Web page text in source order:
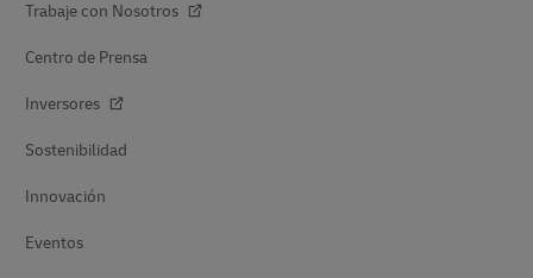
Trabaje con Nosotros
Centro de Prensa
Inversores
Sostenibilidad
Innovación
Eventos